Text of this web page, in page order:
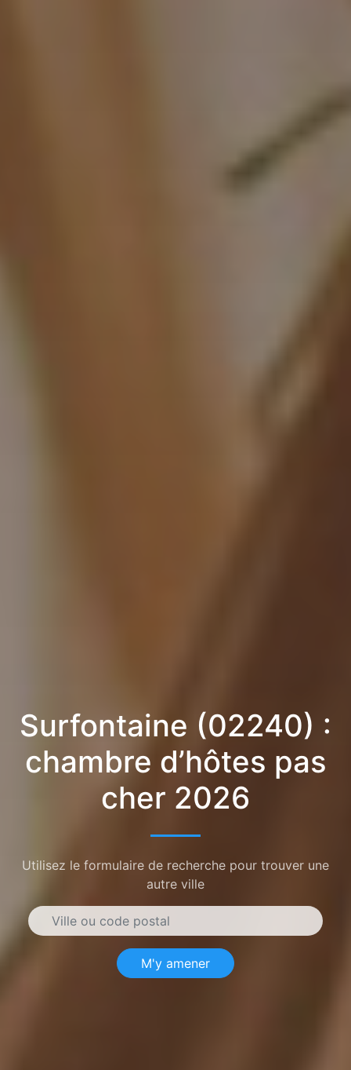
Surfontaine (02240) :
chambre d’hôtes pas
cher 2026
Utilisez le formulaire de recherche pour trouver une
autre ville
M'y amener